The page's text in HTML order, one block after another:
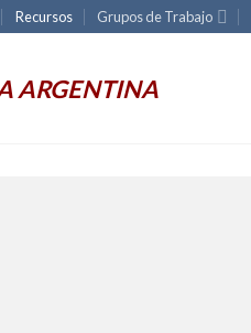
Recursos Grupos de Trabajo
ARGENTINA